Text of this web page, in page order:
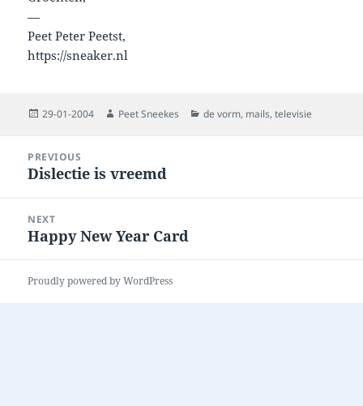
—
Peet Peter Peetst,
https://sneaker.nl
Posted
29-01-2004 Author
Peet Sneekes Categories
de vorm, mails,televisie
navigation
PREVIOUS
Previous
Dislectie is vreemd
NEXT
Next
Happy New Year Card
Proudly powered by WordPress